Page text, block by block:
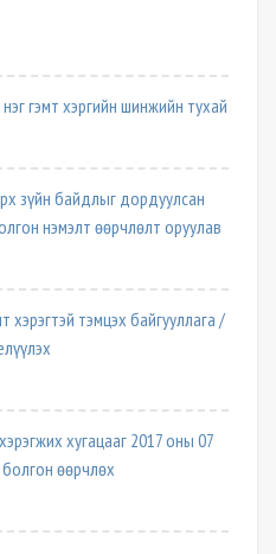
гэмт хэргийн шинжийн тухай
зүйн байдлыг дордуулсан
нэмэлт өөрчлөлт оруулав
хэрэгтэй тэмцэх байгууллага /
хугацааг 2017 оны 07
өөрчлөх